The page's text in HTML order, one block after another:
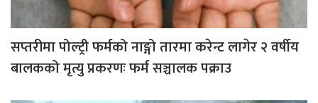
सप्तरीमा पोल्ट्री फर्मको नाङ्गो तारमा करेन्ट लागेर २ वर्षीय
बालकको मृत्यु प्रकरणः फर्म सञ्चालक पक्राउ